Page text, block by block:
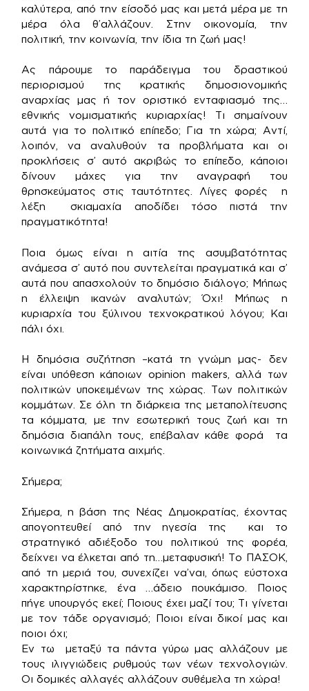
καλύτερα, από την είσοδό μας και μετά μέρα με τη
μέρα όλα θ’αλλάζουν. Στην οικονομία, την
πολιτική, την κοινωνία, την ίδια τη ζωή μας!
Ας πάρουμε το παράδειγμα του δραστικού
περιορισμού της κρατικής δημοσιονομικής
αναρχίας μας ή τον οριστικό ενταφιασμό της…
εθνικής νομισματικής κυριαρχίας! Τι σημαίνουν
αυτά για το πολιτικό επίπεδο; Για τη χώρα; Αντί,
λοιπόν, να αναλυθούν τα προβλήματα και οι
προκλήσεις σ’ αυτό ακριβώς το επίπεδο, κάποιοι
δίνουν μάχες για την αναγραφή του
θρησκεύματος στις ταυτότητες. Λίγες φορές η
λέξη σκιαμαχία αποδίδει τόσο πιστά την
πραγματικότητα!
Ποια όμως είναι η αιτία της ασυμβατότητας
ανάμεσα σ’ αυτό που συντελείται πραγματικά και σ’
αυτά που απασχολούν το δημόσιο διάλογο; Μήπως
η έλλειψη ικανών αναλυτών; Όχι! Μήπως η
κυριαρχία του ξύλινου τεχνοκρατικού λόγου; Και
πάλι όχι.
Η δημόσια συζήτηση –κατά τη γνώμη μας- δεν
είναι υπόθεση κάποιων opinion makers, αλλά των
πολιτικών υποκειμένων της χώρας. Των πολιτικών
κομμάτων. Σε όλη τη διάρκεια της μεταπολίτευσης
τα κόμματα, με την εσωτερική τους ζωή και τη
δημόσια διαπάλη τους, επέβαλαν κάθε φορά τα
κοινωνικά ζητήματα αιχμής.
Σήμερα;
Σήμερα, η βάση της Νέας Δημοκρατίας, έχοντας
απογοητευθεί από την ηγεσία της και το
στρατηγικό αδιέξοδο του πολιτικού της φορέα,
δείχνει να έλκεται από τη…μεταφυσική! Το ΠΑΣΟΚ,
από τη μεριά του, συνεχίζει να’ναι, όπως εύστοχα
χαρακτηρίστηκε, ένα …άδειο πουκάμισο. Ποιος
πήγε υπουργός εκεί; Ποιους έχει μαζί του; Τι γίνεται
με τον τάδε οργανισμό; Ποιοι είναι δικοί μας και
ποιοι όχι;
Εν τω μεταξύ τα πάντα γύρω μας αλλάζουν με
τους ιλιγγιώδεις ρυθμούς των νέων τεχνολογιών.
Οι δομικές αλλαγές αλλάζουν συθέμελα τη χώρα!